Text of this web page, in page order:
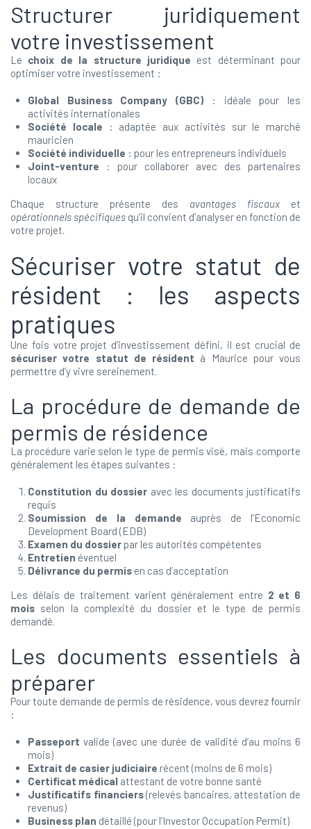
Structurer juridiquement
votre investissement
Le choix de la structure juridique est déterminant pour
optimiser votre investissement :
Global Business Company (GBC) : idéale pour les
activités internationales
Société locale : adaptée aux activités sur le marché
mauricien
Société individuelle : pour les entrepreneurs individuels
Joint-venture : pour collaborer avec des partenaires
locaux
Chaque structure présente des avantages fiscaux et
opérationnels spécifiques qu’il convient d’analyser en fonction de
votre projet.
Sécuriser votre statut de
résident : les aspects
pratiques
Une fois votre projet d’investissement défini, il est crucial de
sécuriser votre statut de résident à Maurice pour vous
permettre d’y vivre sereinement.
La procédure de demande de
permis de résidence
La procédure varie selon le type de permis visé, mais comporte
généralement les étapes suivantes :
Constitution du dossier avec les documents justificatifs
requis
Soumission de la demande auprès de l’Economic
Development Board (EDB)
Examen du dossier par les autorités compétentes
Entretien éventuel
Délivrance du permis en cas d’acceptation
Les délais de traitement varient généralement entre 2 et 6
mois selon la complexité du dossier et le type de permis
demandé.
Les documents essentiels à
préparer
Pour toute demande de permis de résidence, vous devrez fournir
:
Passeport valide (avec une durée de validité d’au moins 6
mois)
Extrait de casier judiciaire récent (moins de 6 mois)
Certificat médical attestant de votre bonne santé
Justificatifs financiers(relevés bancaires, attestation de
revenus)
Business plan détaillé (pour l’Investor Occupation Permit)